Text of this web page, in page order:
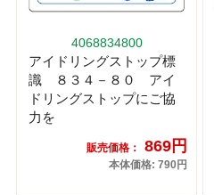
4068834800
アイドリングストップ標
識 ８３４－８０ アイ
ドリングストップにご協
力を
販売価格： 869円
本体価格: 790円